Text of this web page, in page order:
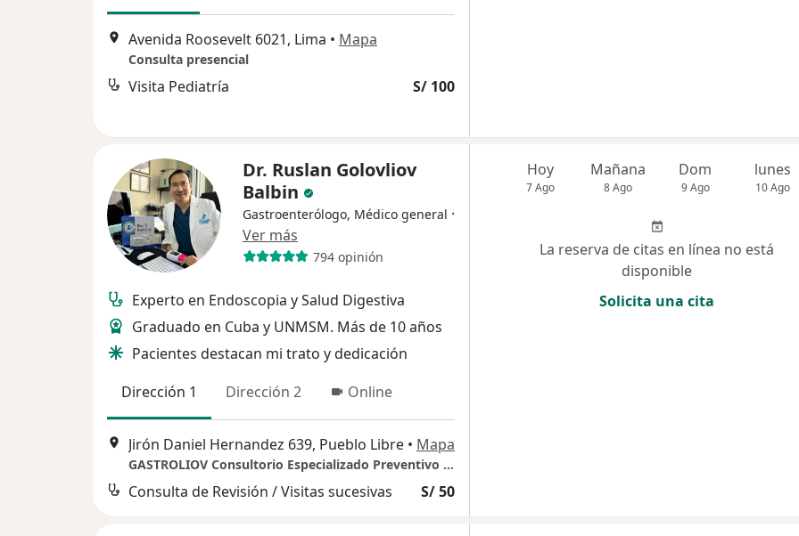
Avenida Roosevelt 6021, Lima • Mapa
Consulta presencial
Visita Pediatría S/ 100
Dr. Ruslan Golovliov
Balbin
Gastroenterólogo, Médico general ·
Ver más
794 opinión
Experto en Endoscopia y Salud Digestiva
Graduado en Cuba y UNMSM. Más de 10 años
Pacientes destacan mi trato y dedicación
Dirección 1
Dirección 2 Online
Jirón Daniel Hernandez 639, Pueblo Libre • Mapa
GASTROLIOV Consultorio Especializado Preventivo Gastroenterologico
Consulta de Revisión / Visitas sucesivas S/ 50
Hoy
7 Ago
Mañana
8 Ago
Dom
9 Ago
lunes
10 Ago
La reserva de citas en línea no está
disponible
Solicita una cita